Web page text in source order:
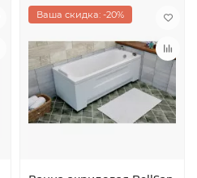
Ваша скидка: -20%